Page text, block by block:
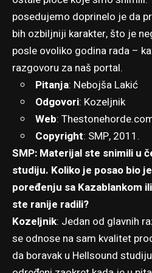
posedujemo doprinelo je da
bih ozbiljniji karakter, što je
posle ovoliko godina rada –
razgovoru za naš portal.
Pitanja: Nebojša Lakić
Odgovori: Kozeljnik
Web:
Copyright: SMP, 2011.
SMP: Materijal ste snimili u
studiju. Koliko je posao bio
poređenju sa Kazablankom
ste ranije radili?
Kozeljnik: Jedan od glavnih
se odnose na sam kvalitet
da boravak u Hellsound